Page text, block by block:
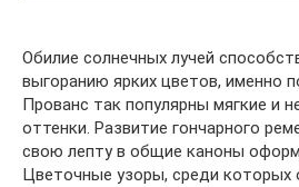
Обилие солнечных лучей
выгоранию ярких цветов, именно
Прованс так популярны мягкие и
оттенки. Развитие гончарного
свою лепту в общие каноны
Цветочные узоры, среди которых